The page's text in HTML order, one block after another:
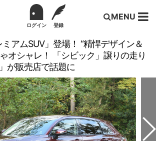
ログイン 登録
MENU
ミアムSUV」登場！ “精悍デザイン＆
ゃオシャレ！ 「シビック」譲りの走り
が販売店で話題に